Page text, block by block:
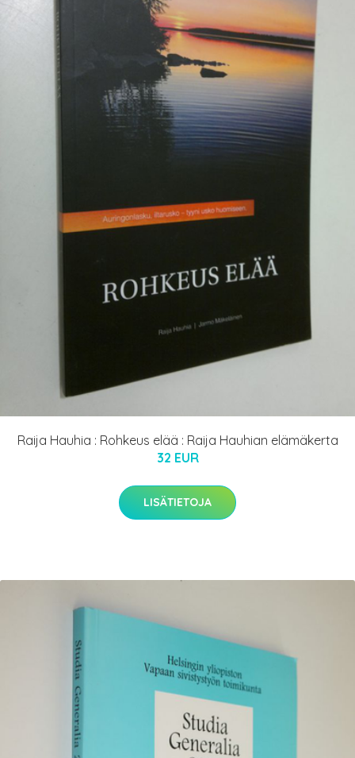
Raija Hauhia : Rohkeus elää : Raija Hauhian elämäkerta
32 EUR
LISÄTIETOJA